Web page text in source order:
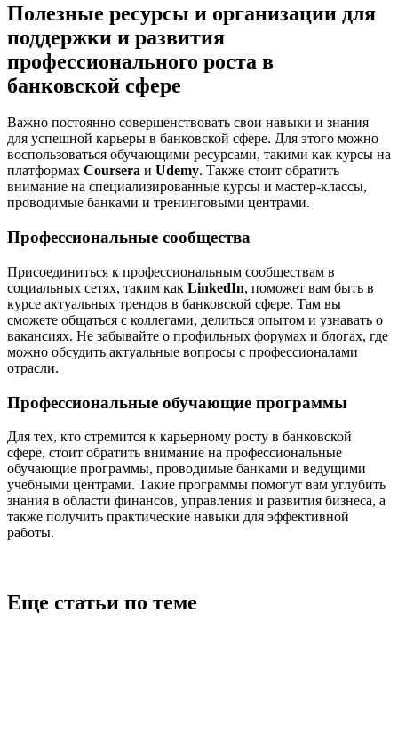
Полезные ресурсы и организации для
поддержки и развития
профессионального роста в
банковской сфере
Важно постоянно совершенствовать свои навыки и знания
для успешной карьеры в банковской сфере. Для этого можно
воспользоваться обучающими ресурсами, такими как курсы на
платформах Coursera и Udemy. Также стоит обратить
внимание на специализированные курсы и мастер-классы,
проводимые банками и тренинговыми центрами.
Профессиональные сообщества
Присоединиться к профессиональным сообществам в
социальных сетях, таким как LinkedIn, поможет вам быть в
курсе актуальных трендов в банковской сфере. Там вы
сможете общаться с коллегами, делиться опытом и узнавать о
вакансиях. Не забывайте о профильных форумах и блогах, где
можно обсудить актуальные вопросы с профессионалами
отрасли.
Профессиональные обучающие программы
Для тех, кто стремится к карьерному росту в банковской
сфере, стоит обратить внимание на профессиональные
обучающие программы, проводимые банками и ведущими
учебными центрами. Такие программы помогут вам углубить
знания в области финансов, управления и развития бизнеса, а
также получить практические навыки для эффективной
работы.
Еще статьи по теме